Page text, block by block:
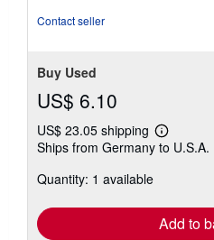
Contact seller
Buy Used
US$ 6.10
US$ 23.05 shipping
Learn
more
Ships from Germany to U.S.A.
Quantity: 1 available
Add to